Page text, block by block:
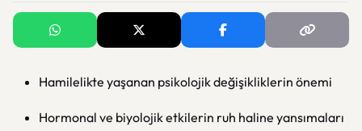
Hamilelikte yaşanan psikolojik değişikliklerin önemi
Hormonal ve biyolojik etkilerin ruh haline yansımaları